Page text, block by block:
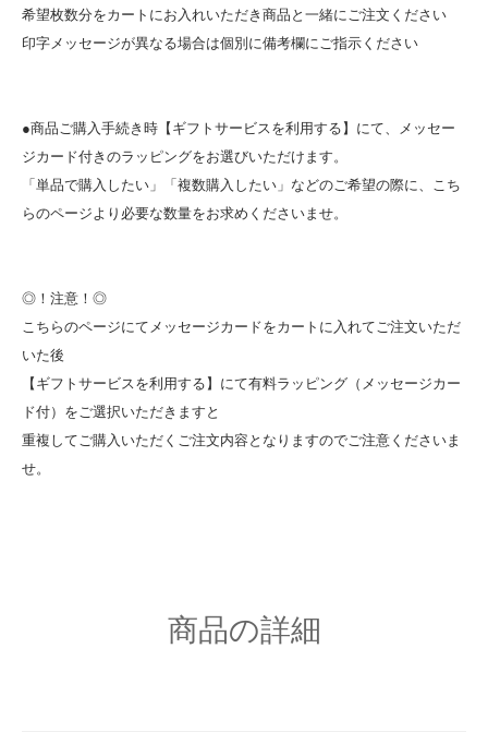
希望枚数分をカートにお入れいただき商品と一緒にご注文ください
印字メッセージが異なる場合は個別に備考欄にご指示ください
●商品ご購入手続き時【ギフトサービスを利用する】にて、メッセー
ジカード付きのラッピングをお選びいただけます。
「単品で購入したい」「複数購入したい」などのご希望の際に、こち
らのページより必要な数量をお求めくださいませ。
◎！注意！◎
こちらのページにてメッセージカードをカートに入れてご注文いただ
いた後
【ギフトサービスを利用する】にて有料ラッピング（メッセージカー
ド付）をご選択いただきますと
重複してご購入いただくご注文内容となりますのでご注意くださいま
せ。
商品の詳細